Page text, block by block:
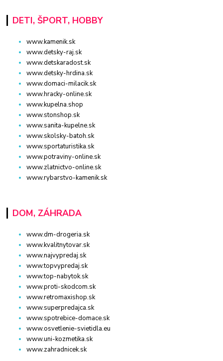
DETI, ŠPORT, HOBBY
www.kamenik.sk
www.detsky-raj.sk
www.detskaradost.sk
www.detsky-hrdina.sk
www.domaci-milacik.sk
www.hracky-online.sk
www.kupelna.shop
www.stonshop.sk
www.sanita-kupelne.sk
www.skolsky-batoh.sk
www.sportaturistika.sk
www.potraviny-online.sk
www.zlatnictvo-online.sk
www.rybarstvo-kamenik.sk
DOM, ZÁHRADA
www.dm-drogeria.sk
www.kvalitnytovar.sk
www.najvypredaj.sk
www.topvypredaj.sk
www.top-nabytok.sk
www.proti-skodcom.sk
www.retromaxishop.sk
www.superpredajca.sk
www.spotrebice-domace.sk
www.osvetlenie-svietidla.eu
www.uni-kozmetika.sk
www.zahradnicek.sk